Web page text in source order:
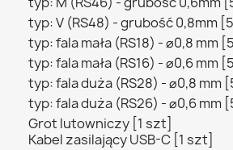
typ: V (RS48) - grubość 0,8mm
typ: fala mała (RS18) - ⌀0,8 mm
typ: fala mała (RS16) - ⌀0,6 mm
typ: fala duża (RS28) - ⌀0,8 mm
typ: fala duża (RS26) - ⌀0,6 mm
Grot lutowniczy [1 szt]
Kabel zasilający USB-C [1 szt]